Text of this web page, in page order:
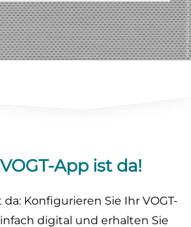
App ist da!
Konfigurieren Sie Ihr VOGT-
digital und erhalten Sie